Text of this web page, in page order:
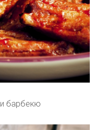
барбекю